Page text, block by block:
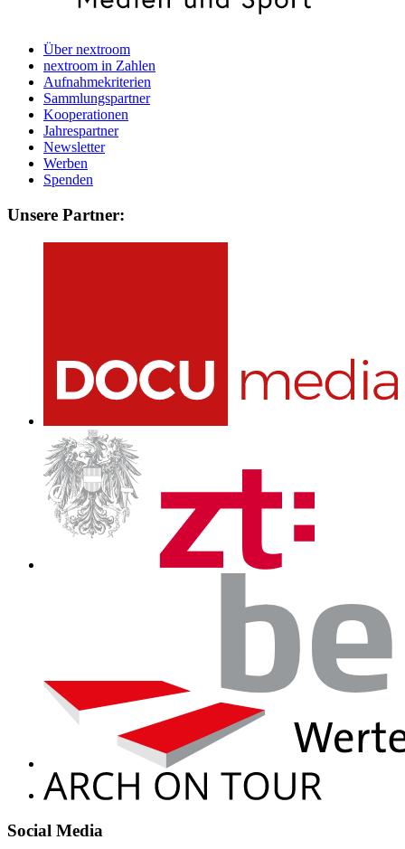
Über nextroom
nextroom in Zahlen
Aufnahmekriterien
Sammlungspartner
Kooperationen
Jahrespartner
Newsletter
Werben
Spenden
Unsere Partner:
Social Media